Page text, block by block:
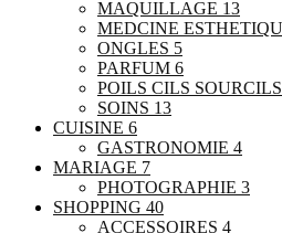
MAQUILLAGE 13
MEDCINE
ONGLES 5
PARFUM 6
POILS CILS SOURCILS
SOINS 13
CUISINE 6
GASTRONOMIE 4
MARIAGE 7
PHOTOGRAPHIE 3
SHOPPING 40
ACCESSOIRES 4